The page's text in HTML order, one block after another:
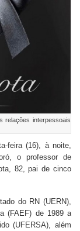
relações interpessoais
feira (16), à noite,
o professor de
82, pai de cinco
do RN (UERN),
(FAEF) de 1989 a
(UFERSA), além